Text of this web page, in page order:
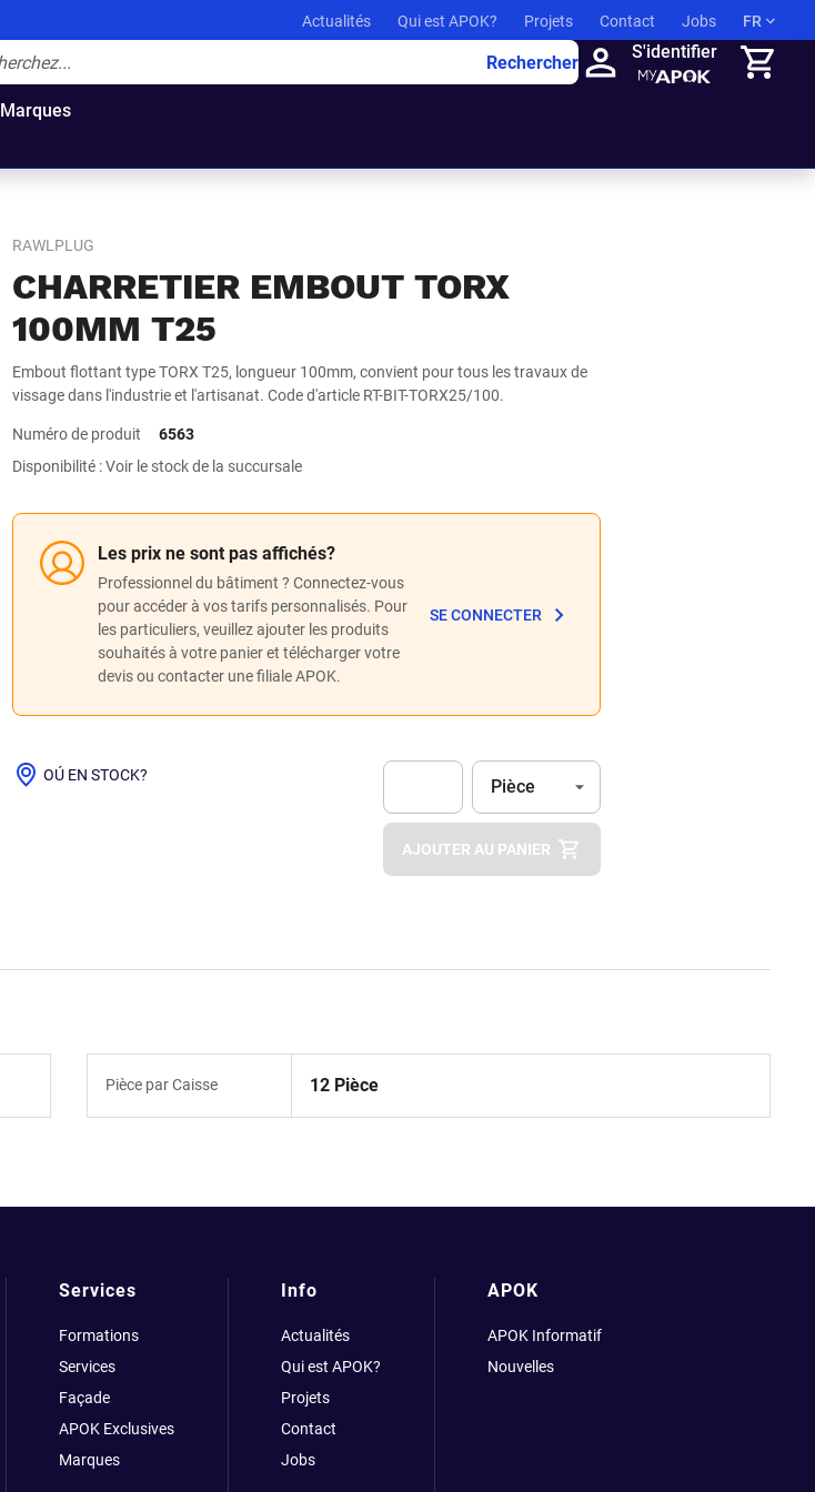
Actualités Qui est APOK? Projets Contact Jobs FR
Rechercher
S'identifier
Marques
RAWLPLUG
CHARRETIER EMBOUT TORX
100MM T25
Embout flottant type TORX T25, longueur 100mm, convient pour tous les travaux de
vissage dans l'industrie et l'artisanat. Code d'article RT-BIT-TORX25/100.
Numéro de produit
6563
Disponibilité : Voir le stock de la succursale
Les prix ne sont pas affichés?
Professionnel du bâtiment ? Connectez-vous
pour accéder à vos tarifs personnalisés. Pour
les particuliers, veuillez ajouter les produits
souhaités à votre panier et télécharger votre
devis ou contacter une filiale APOK.
SE CONNECTER
OÚ EN STOCK?
Apok.Product.Detail.AddToCart.Quantity
Unité
Pièce
AJOUTER AU PANIER
Pièce par Caisse 12 Pièce
Services
Formations
Services
Façade
APOK Exclusives
Marques
Info
Actualités
Qui est APOK?
Projets
Contact
Jobs
APOK
APOK Informatif
Nouvelles